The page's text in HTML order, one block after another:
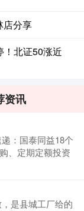
店分享
！北证50涨近
资讯
：国泰同益18个
、定期定额投资
是县城工厂给的